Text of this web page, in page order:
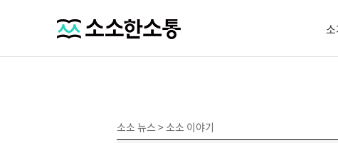
소소 뉴스 >소소 이야기